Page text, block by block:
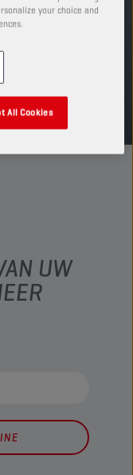
UW
your choice and
All Cookies